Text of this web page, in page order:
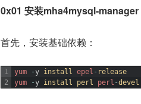
0x01 安装mha4mysql-manager
首先，安装基础依赖：
1
2
yum -y install epel - release
yum
-y install perl perl -devel